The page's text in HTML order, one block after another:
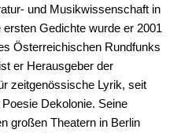
und Musikwissenschaft in
Gedichte wurde er 2001
Österreichischen Rundfunks
er Herausgeber der
zeitgenössische Lyrik, seit
Dekolonie. Seine
großen Theatern in Berlin